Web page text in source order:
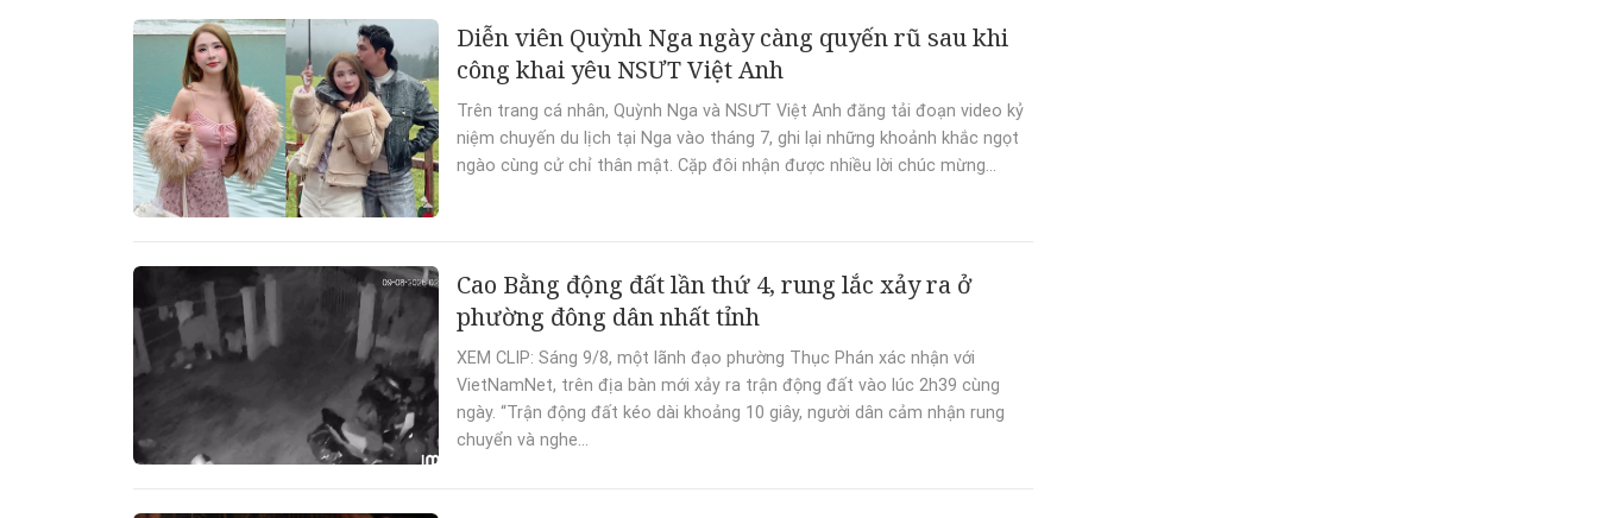
Diễn viên Quỳnh Nga ngày càng quyến rũ sau khi
công khai yêu NSƯT Việt Anh
Trên trang cá nhân, Quỳnh Nga và NSƯT Việt Anh đăng tải đoạn video kỷ
niệm chuyến du lịch tại Nga vào tháng 7, ghi lại những khoảnh khắc ngọt
ngào cùng cử chỉ thân mật. Cặp đôi nhận được nhiều lời chúc mừng...
Cao Bằng động đất lần thứ 4, rung lắc xảy ra ở
phường đông dân nhất tỉnh
XEM CLIP: Sáng 9/8, một lãnh đạo phường Thục Phán xác nhận với
VietNamNet, trên địa bàn mới xảy ra trận động đất vào lúc 2h39 cùng
ngày. “Trận động đất kéo dài khoảng 10 giây, người dân cảm nhận rung
chuyển và nghe...